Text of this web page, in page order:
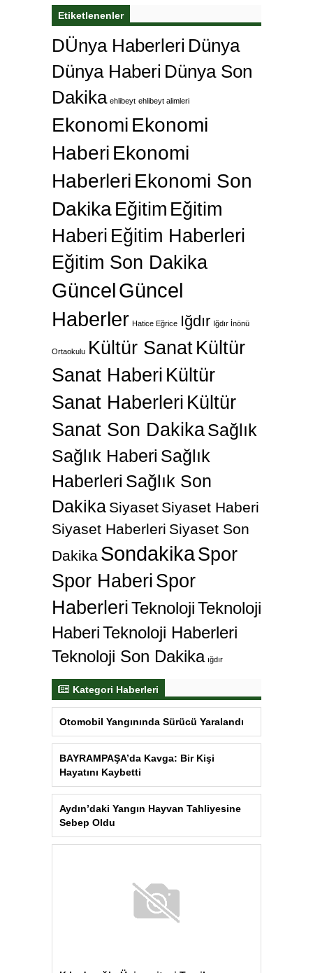
Etiketlenenler
DÜnya Haberleri Dünya
Dünya Haberi Dünya Son
Dakika ehlibeyt ehlibeyt alimleri
Ekonomi Ekonomi
Haberi Ekonomi
Haberleri Ekonomi Son
Dakika Eğitim Eğitim
Haberi Eğitim Haberleri
Eğitim Son Dakika
GüncelGüncel
Haberler Hatice Eğrice Iğdır Iğdır İnönü
Ortaokulu Kültür SanatKültür
Sanat Haberi Kültür
Sanat Haberleri Kültür
Sanat Son DakikaSağlık
Sağlık Haberi Sağlık
Haberleri Sağlık Son
Dakika Siyaset Siyaset Haberi
Siyaset Haberleri Siyaset Son
Dakika SondakikaSpor
Spor Haberi Spor
HaberleriTeknolojiTeknoloji
HaberiTeknoloji Haberleri
Teknoloji Son Dakika ığdır
Kategori Haberleri
Otomobil Yangınında Sürücü Yaralandı